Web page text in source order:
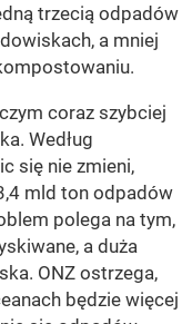
trzecią odpadów
a mniej
coraz szybciej
Według
się nie zmieni,
mld ton odpadów
polega na tym,
a duża
ONZ ostrzega,
będzie więcej